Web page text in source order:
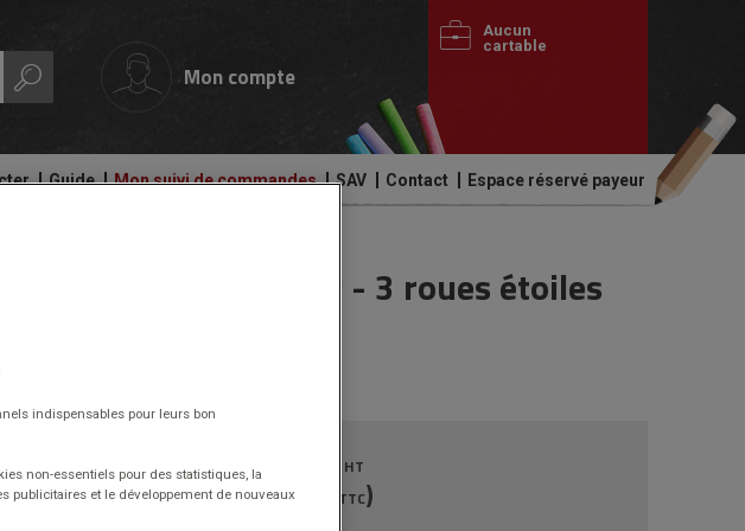
Mon compte
Aucun
cartable
Guide Mon suivi de commandes SAV Contact Espace réservé payeur
charge 120 kg - 3 roues étoiles
169.00€ HT
(202.80€ TTC)
indispensables pour leurs bon
non-essentiels pour des statistiques, la
publicitaires et le développement de nouveaux